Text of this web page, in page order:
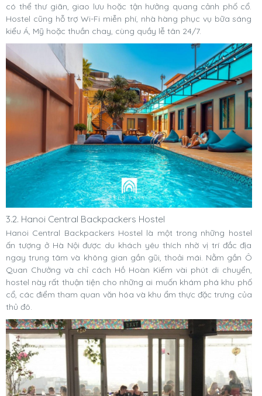
có thể thư giãn, giao lưu hoặc tận hưởng quang cảnh phố cổ.
Hostel cũng hỗ trợ Wi-Fi miễn phí, nhà hàng phục vụ bữa sáng
kiểu Á, Mỹ hoặc thuần chay, cùng quầy lễ tân 24/7.
3.2. Hanoi Central Backpackers Hostel
Hanoi Central Backpackers Hostel là một trong những hostel
ấn tượng ở Hà Nội được du khách yêu thích nhờ vị trí đắc địa
ngay trung tâm và không gian gần gũi, thoải mái. Nằm gần Ô
Quan Chưởng và chỉ cách Hồ Hoàn Kiếm vài phút di chuyển,
hostel này rất thuận tiện cho những ai muốn khám phá khu phố
cổ, các điểm tham quan văn hóa và khu ẩm thực đặc trưng của
thủ đô.